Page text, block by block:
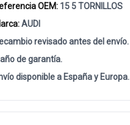
OEM: 15 5 TORNILLOS
AUDI
revisado antes del envío.
de garantía.
disponible a España y Europa.